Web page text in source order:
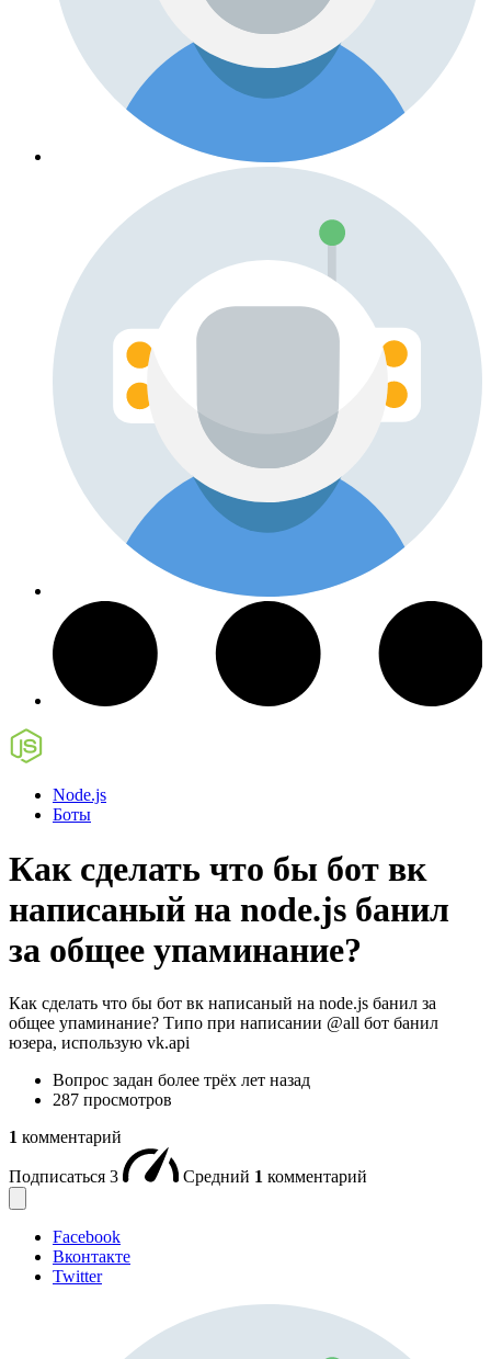
Node.js
Боты
Как сделать что бы бот вк
написаный на node.js банил
за общее упаминание?
Как сделать что бы бот вк написаный на node.js банил за
общее упаминание? Типо при написании @all бот банил
юзера, использую vk.api
Вопрос задан более трёх лет назад
287 просмотров
1 комментарий
Подписаться 3 Средний 1 комментарий
Facebook
Вконтакте
Twitter